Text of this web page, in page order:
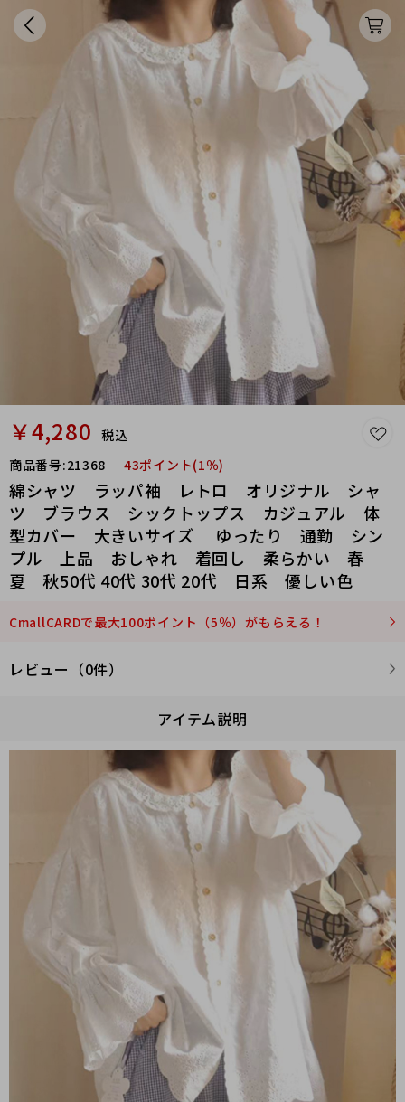
￥4,280 税込
商品番号:21368 43ポイント(1％)
綿シャツ ラッパ袖 レトロ オリジナル シャ
ツ ブラウス シックトップス カジュアル 体
型カバー 大きいサイズ ゆったり 通勤 シン
プル 上品 おしゃれ 着回し 柔らかい 春
夏 秋50代 40代 30代 20代 日系 優しい色
CmallCARDで最大100ポイント（5％）がもらえる！
レビュー（0件）
アイテム説明